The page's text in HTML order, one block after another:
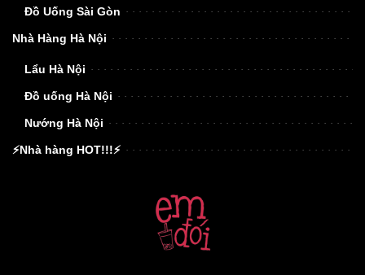
Đồ Uống Sài Gòn
Nhà Hàng Hà Nội
Lẩu Hà Nội
Đồ uống Hà Nội
Nướng Hà Nội
⚡Nhà hàng HOT!!!⚡